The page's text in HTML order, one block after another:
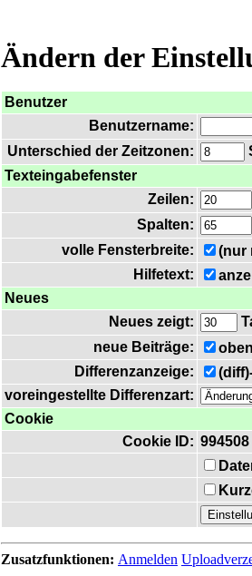
Ändern der
Benutzer
Benutzername:
Unterschied der Zeitzonen:
Texteingabefenster
Zeilen:
Spalten:
volle Fensterbreite:
(nur
Hilfetext:
Neues
Neues zeigt:
neue Beiträge:
Differenzanzeige:
voreingestellte Differenzart:
Cookie
Cookie ID: 994508
Zusatzfunktionen: Anmelden